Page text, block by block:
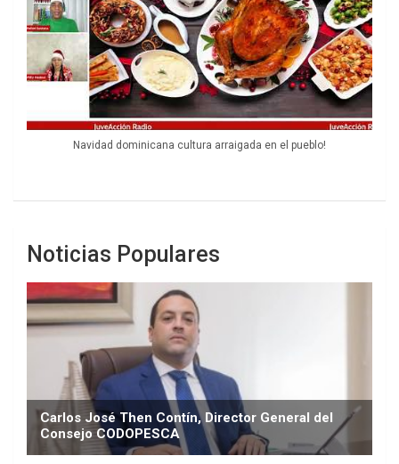
Navidad dominicana cultura arraigada en el pueblo!
Noticias Populares